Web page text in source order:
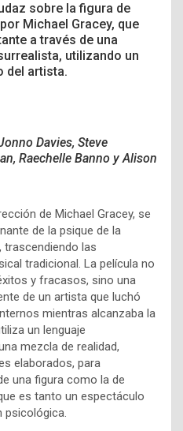
sobre la figura de
Michael Gracey, que
a través de una
utilizando un
del artista.
Davies, Steve
Raechelle Banno y Alison
de Michael Gracey, se
de la psique de la
trascendiendo las
tradicional. La película no
y fracasos, sino una
de un artista que luchó
mientras alcanzaba la
un lenguaje
mezcla de realidad,
elaborados, para
una figura como la de
es tanto un espectáculo
psicológica.